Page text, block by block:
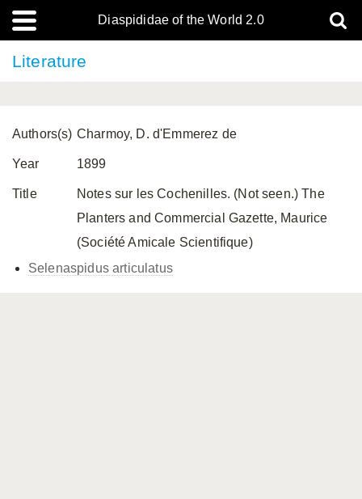
Diaspididae of the World 2.0
Literature
Authors(s) Charmoy, D. d'Emmerez de
Year 1899
Title
Notes sur les Cochenilles. (Not seen.) The
Planters and Commercial Gazette, Maurice
(Société Amicale Scientifique)
Selenaspidus articulatus